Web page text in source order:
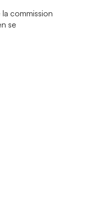
la commission
se